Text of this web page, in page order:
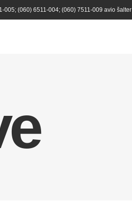
005; (060) 6511-004; (060) 7511-009 avio šalter